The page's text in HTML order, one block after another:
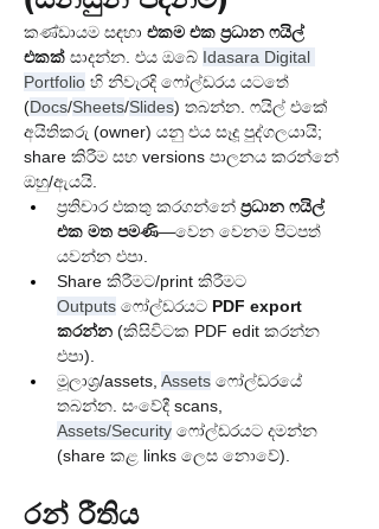
කණ්ඩායම සඳහා එකම එක ප්‍රධාන ෆයිල්
එකක් සාදන්න. එය ඔබේ Idasara Digital
Portfolio හි නිවැරදි ෆෝල්ඩරය යටතේ
(Docs/Sheets/Slides) තබන්න. ෆයිල් එකේ
අයිතිකරු (owner) යනු එය සෑදූ පුද්ගලයායි;
share කිරීම සහ versions පාලනය කරන්නේ
ඔහු/ඇයයි.
ප්‍රතිචාර එකතු කරගන්නේ ප්‍රධාන ෆයිල්
එක මත පමණි—වෙන වෙනම පිටපත්
යවන්න එපා.
Share කිරීමට/print කිරීමට
Outputs ෆෝල්ඩරයට PDF export
කරන්න (කිසිවිටක PDF edit කරන්න
එපා).
මූලාශ්‍ර/assets, Assets ෆෝල්ඩරයේ
තබන්න. සංවේදී scans,
Assets/Security ෆෝල්ඩරයට දමන්න
(share කළ links ලෙස නොවේ).
රන් රීතිය